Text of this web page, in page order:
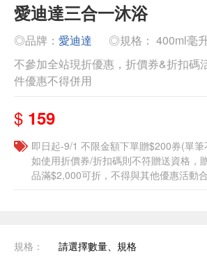
愛迪達三合一沐浴
◎品牌： 愛迪達
◎規格： 400ml毫
不參加全站現折優惠，折價券&折扣碼
件優惠不得併用
$ 159
即日起-9/1 不限金額下單贈$200券(單
如使用折價券/折扣碼則不符贈送資格，
品滿$2,000可折，不得與其他優惠活動
規格： 請選擇數量、規格